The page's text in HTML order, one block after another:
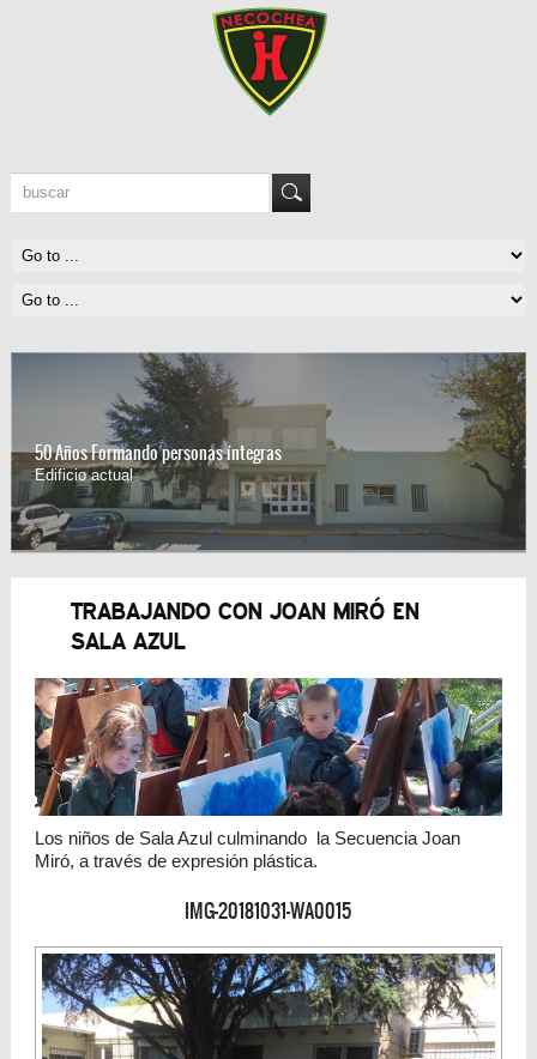
50 Años Formando personas íntegras
Edificio actual
TRABAJANDO CON JOAN MIRÓ EN
SALA AZUL
Los niños de Sala Azul culminando la Secuencia Joan
Miró, a través de expresión plástica.
IMG-20181031-WA0015